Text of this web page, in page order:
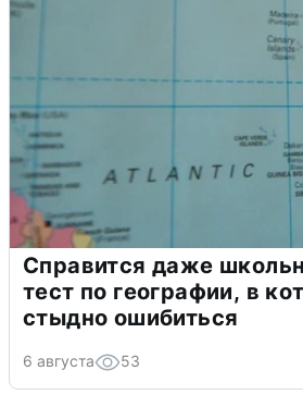
Справится даже
тест по географии, в
стыдно ошибиться
6 августа 53